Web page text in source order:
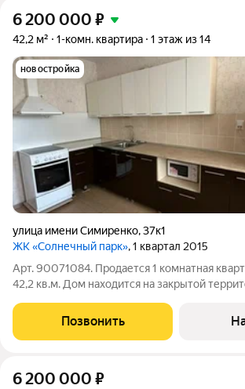
6 200 000 ₽
42,2 м² 1-комн. квартира 1 этаж из 14
новостройка
улица имени Симиренко,37к1
ЖК «Солнечный парк», 1 квартал 2015
Арт. 90071084. Продается 1 комнатная
42,2 кв.м. Дом находится на закрытой
прайс и Пятерочка. Прекрасный вариант для
пассивного дохода. В данный
Позвонить
6 200 000 ₽